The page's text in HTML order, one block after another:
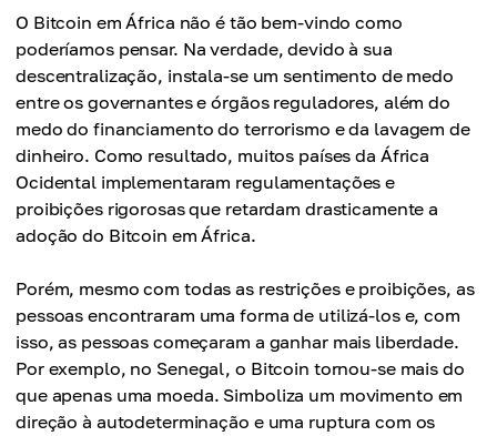
O Bitcoin em África não é tão bem-vindo como
poderíamos pensar. Na verdade, devido à sua
descentralização, instala-se um sentimento de medo
entre os governantes e órgãos reguladores, além do
medo do financiamento do terrorismo e da lavagem de
dinheiro. Como resultado, muitos países da África
Ocidental implementaram regulamentações e
proibições rigorosas que retardam drasticamente a
adoção do Bitcoin em África.
Porém, mesmo com todas as restrições e proibições, as
pessoas encontraram uma forma de utilizá-los e, com
isso, as pessoas começaram a ganhar mais liberdade.
Por exemplo, no Senegal, o Bitcoin tornou-se mais do
que apenas uma moeda. Simboliza um movimento em
direção à autodeterminação e uma ruptura com os